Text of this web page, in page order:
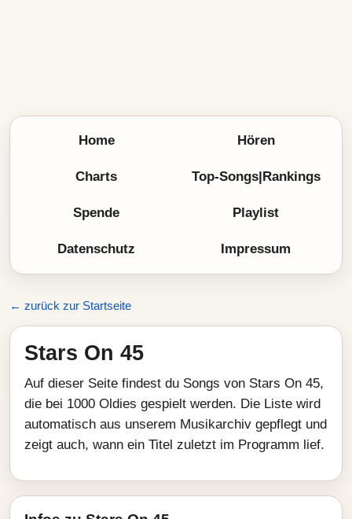
Home Hören
Charts Top-Songs|Rankings
Spende Playlist
Datenschutz Impressum
← zurück zur Startseite
Stars On 45
Auf dieser Seite findest du Songs von Stars On 45,
die bei 1000 Oldies gespielt werden. Die Liste wird
automatisch aus unserem Musikarchiv gepflegt und
zeigt auch, wann ein Titel zuletzt im Programm lief.